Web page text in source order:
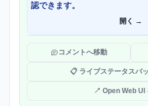
認できます。
開く →
コメントへ移動
📋 ライブステータスバ
↗ Open Web UI